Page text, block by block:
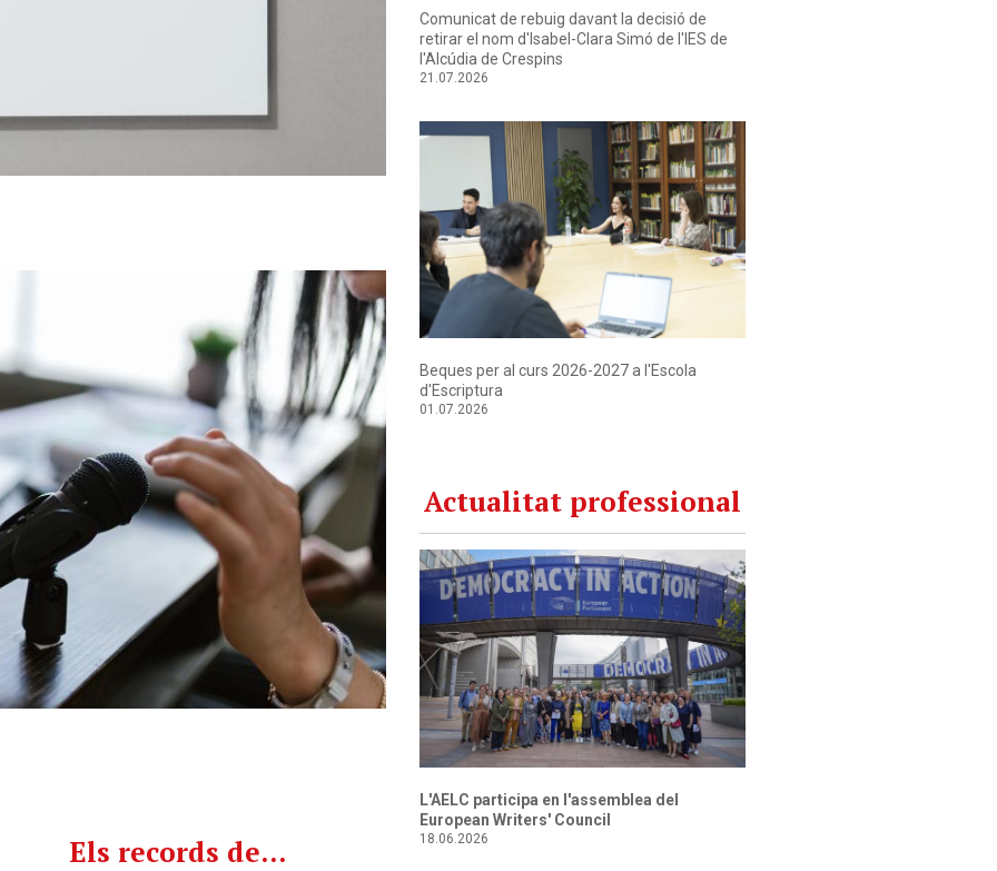
Els records de...
Comunicat de rebuig davant la decisió de
retirar el nom d'Isabel-Clara Simó de l'IES de
l'Alcúdia de Crespins
21.07.2026
Beques per al curs 2026-2027 a l'Escola
d'Escriptura
01.07.2026
Actualitat professional
L'AELC participa en l'assemblea del
European Writers' Council
18.06.2026